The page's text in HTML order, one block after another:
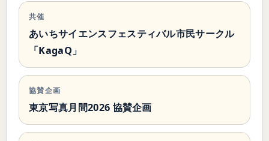
共催
あいちサイエンスフェスティバル市民サークル
「KagaQ」
協賛企画
東京写真月間2026 協賛企画